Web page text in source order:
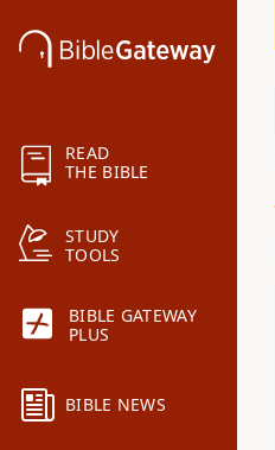
READ
THE BIBLE
STUDY
TOOLS
BIBLE GATEWAY
PLUS
BIBLE NEWS